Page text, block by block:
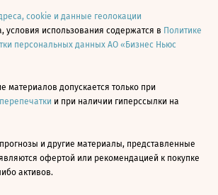
cookie и данные геолокации
условия использования содержатся в Политике
персональных данных АО «Бизнес Ньюс
материалов допускается только при
и при наличии гиперссылки на
и другие материалы, представленные
офертой или рекомендацией к покупке
активов.